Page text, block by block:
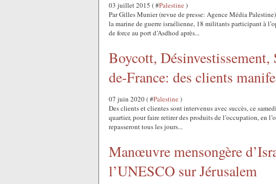
03 juillet 2015 ( #Palestine)
Par Gilles Munier (revue de presse: Agence Média
la marine de guerre israélienne, 18 militants participant à
de force au port d’Asdhod après...
Boycott,
de-France: des clients
07 juin 2020 ( #Palestine)
Des clients et clientes sont intervenus avec succès, ce
quartier, pour faire retirer des produits de l’occupation, en
repasseront tous les jours...
Manœuvre mensongère
l’UNESCO sur Jérusalem